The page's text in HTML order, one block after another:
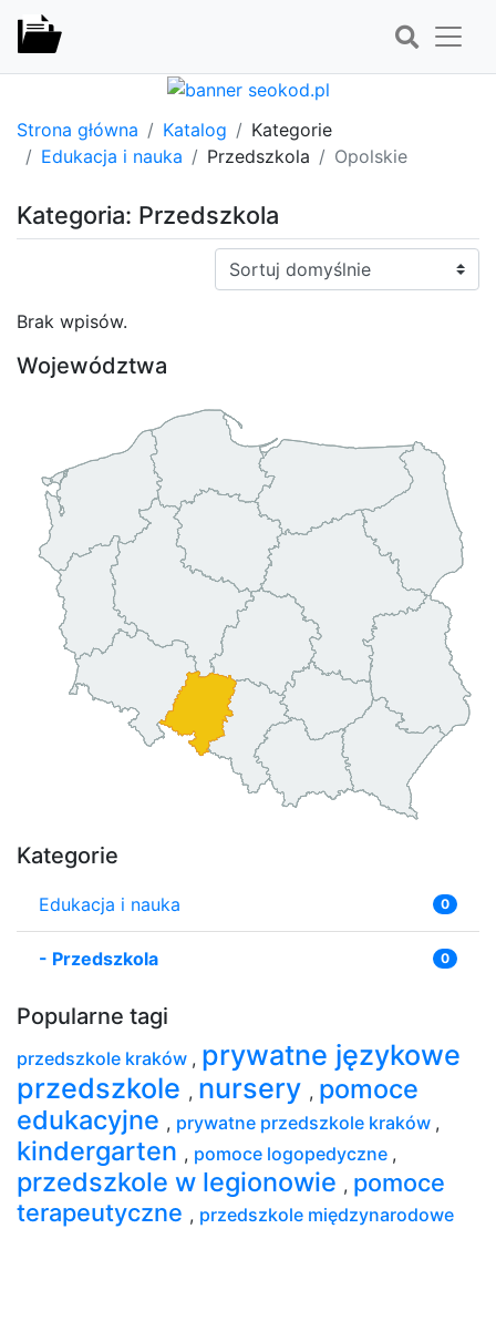
Strona główna Katalog
Kategorie
Edukacja i nauka
Przedszkola Opolskie
Kategoria: Przedszkola
Sortuj:
Brak wpisów.
Województwa
Kategorie
Edukacja i nauka 0
- Przedszkola 0
Popularne tagi
przedszkole kraków , prywatne językowe
przedszkole , nursery , pomoce
edukacyjne , prywatne przedszkole kraków ,
kindergarten , pomoce logopedyczne ,
przedszkole w legionowie , pomoce
terapeutyczne , przedszkole międzynarodowe